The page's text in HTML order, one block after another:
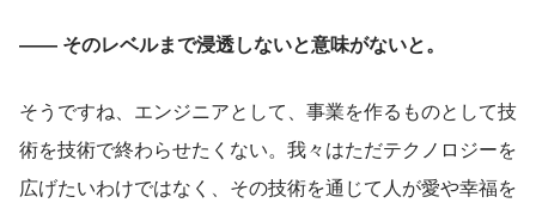
―― そのレベルまで浸透しないと意味がないと。
そうですね、エンジニアとして、事業を作るものとして技
術を技術で終わらせたくない。我々はただテクノロジーを
広げたいわけではなく、その技術を通じて人が愛や幸福を